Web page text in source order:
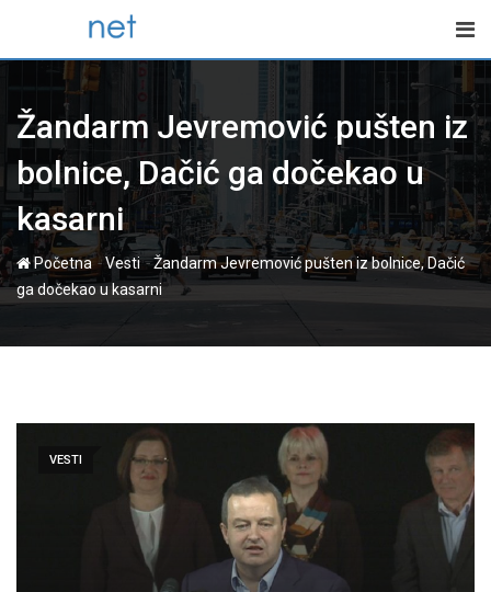
content
Žandarm Jevremović pušten iz
bolnice, Dačić ga dočekao u
kasarni
Početna-Vesti-Žandarm Jevremović pušten iz bolnice, Dačić
ga dočekao u kasarni
VESTI